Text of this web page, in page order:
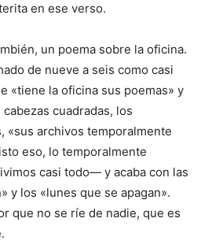
en ese verso.
un poema sobre la oficina.
de nueve a seis como casi
«tiene la oficina sus poemas» y
cuadradas, los
«sus archivos temporalmente
eso, lo temporalmente
casi todo— y acaba con las
y los «lunes que se apagan».
que no se ríe de nadie, que es